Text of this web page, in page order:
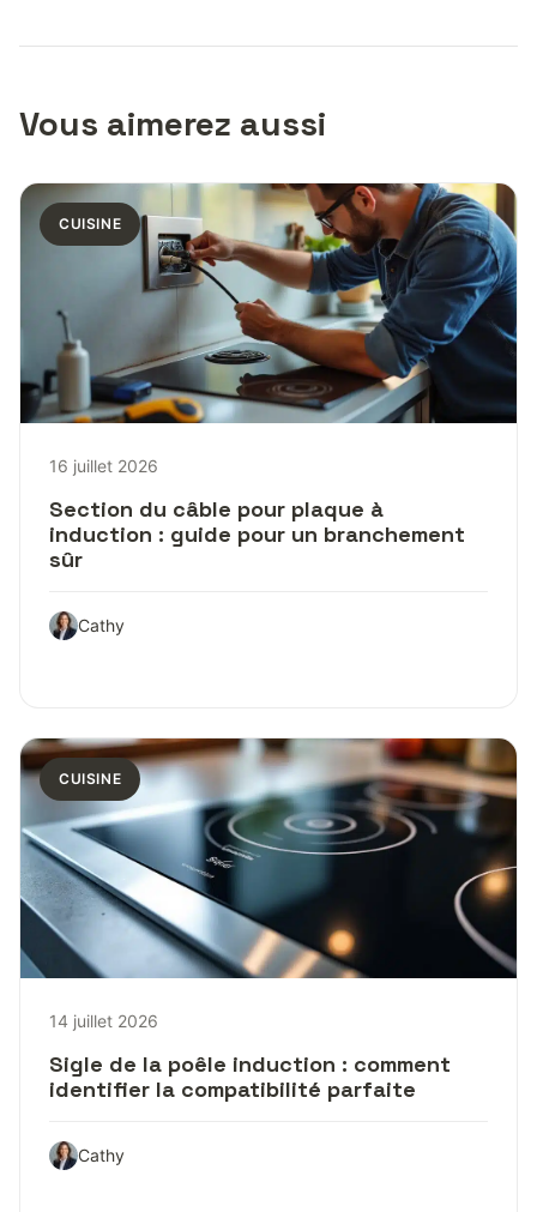
Vous aimerez aussi
CUISINE
16 juillet 2026
Section du câble pour plaque à
induction : guide pour un branchement
sûr
Cathy
CUISINE
14 juillet 2026
Sigle de la poêle induction : comment
identifier la compatibilité parfaite
Cathy